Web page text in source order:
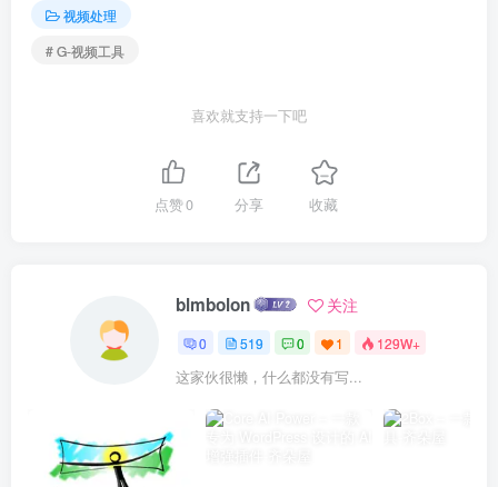
视频处理
# G-视频工具
喜欢就支持一下吧
点赞0 分享 收藏
blmbolon 关注
0 519 0 1 129W+
这家伙很懒，什么都没有写...